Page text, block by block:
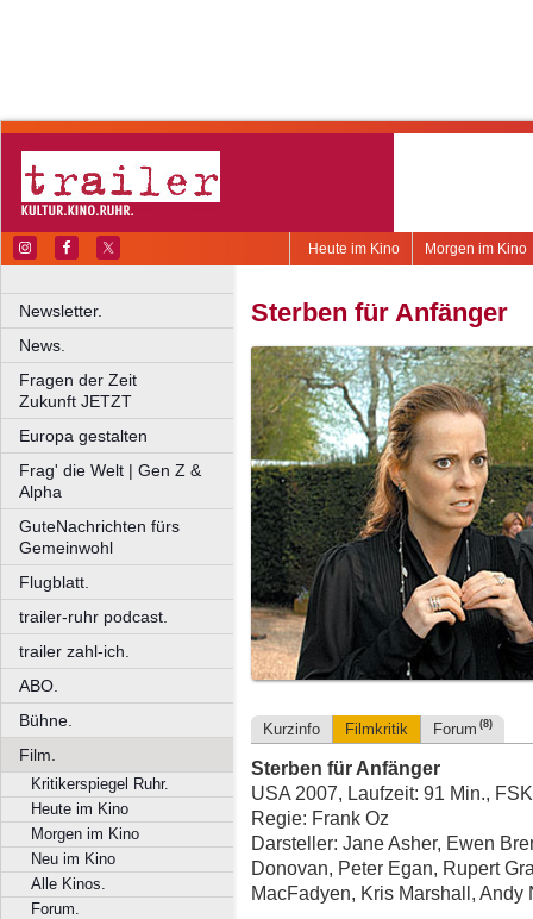
Morgen im Kino
Heute im Kino
Newsletter.
News.
Fragen der Zeit
Zukunft JETZT
Europa gestalten
Frag' die Welt | Gen Z &
Alpha
GuteNachrichten fürs
Gemeinwohl
Flugblatt.
trailer-ruhr podcast.
trailer zahl-ich.
ABO.
Bühne.
Film.
Kritikerspiegel Ruhr.
Heute im Kino
Morgen im Kino
Neu im Kino
Alle Kinos.
Forum.
Sterben für Anfänger
Kurzinfo Filmkritik Forum (8)
Sterben für Anfänger
USA 2007, Laufzeit: 91 Min.,
Regie: Frank Oz
Darsteller: Jane Asher, Ewen
Donovan, Peter Egan, Rupert
MacFadyen, Kris Marshall, Andy